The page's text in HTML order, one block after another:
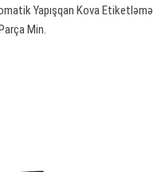
Yapışqan Kova Etiketləmə
Min.